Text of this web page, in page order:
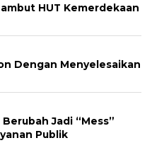
HUT Kemerdekaan
Dengan Menyelesaikan
Jadi “Mess”
Publik